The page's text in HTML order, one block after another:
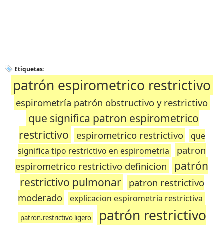
Etiquetas:
patrón espirometrico restrictivo
espirometría patrón obstructivo y restrictivo
que significa patron espirometrico
restrictivo
espirometrico restrictivo
que
significa tipo restrictivo en espirometria
patron
espirometrico restrictivo definicion
patrón
restrictivo pulmonar
patron restrictivo
moderado
explicacion espirometria restrictiva
patron.restrictivo ligero
patrón restrictivo